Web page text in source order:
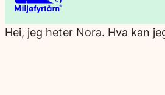
Hei, jeg heter Nora. Hva kan